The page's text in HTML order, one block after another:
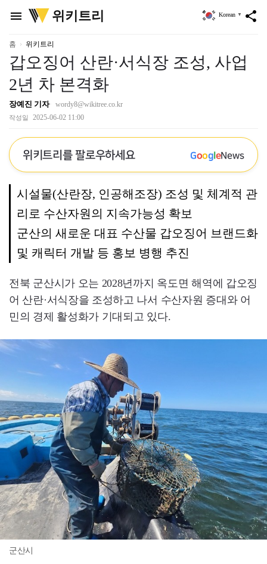
menu
위
키
리
위키트리 share
Korean ▼
홈 위키트리
갑오징어 산란·서식장 조성, 사업
2년 차 본격화
장예진 기자 wordy8@wikitree.co.kr
작성일 2025-06-02 11:00
위키트리를 팔로우하세요 GoogleNews
시설물(산란장, 인공해조장) 조성 및 체계적 관
리로 수산자원의 지속가능성 확보
군산의 새로운 대표 수산물 갑오징어 브랜드화
및 캐릭터 개발 등 홍보 병행 추진
전북 군산시가 오는 2028년까지 옥도면 해역에 갑오징
어 산란·서식장을 조성하고 나서 수산자원 증대와 어
민의 경제 활성화가 기대되고 있다.
군산시